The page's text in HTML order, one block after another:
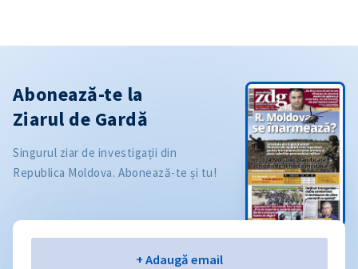
Abonează-te la
Ziarul de Gardă
Singurul ziar de investigații din
Republica Moldova. Abonează-te și tu!
+ Adaugă email